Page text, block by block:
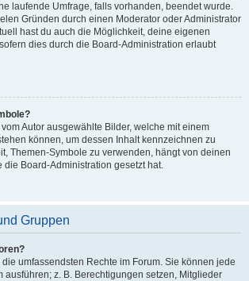
laufende Umfrage, falls vorhanden, beendet wurde.
Gründen durch einen Moderator oder Administrator
hast du auch die Möglichkeit, deine eigenen
dies durch die Board-Administration erlaubt
Autor ausgewählte Bilder, welche mit einem
können, um dessen Inhalt kennzeichnen zu
Themen-Symbole zu verwenden, hängt von deinen
die Board-Administration gesetzt hat.
Gruppen
umfassendsten Rechte im Forum. Sie können jede
ausführen; z. B. Berechtigungen setzen, Mitglieder